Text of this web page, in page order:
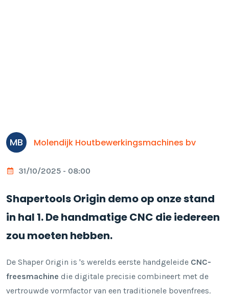
MB Molendijk Houtbewerkingsmachines bv
31/10/2025 - 08:00
Shapertools Origin demo op onze stand
in hal 1. De handmatige CNC die iedereen
zou moeten hebben.
De Shaper Origin is 's werelds eerste handgeleide CNC-
freesmachine die digitale precisie combineert met de
vertrouwde vormfactor van een traditionele bovenfrees.